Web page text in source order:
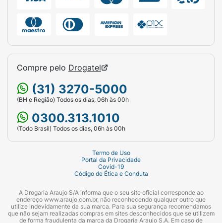
Compre pelo Drogatel
(31) 3270-5000
(BH e Região) Todos os dias, 06h às 00h
0300.313.1010
(Todo Brasil) Todos os dias, 06h às 00h
Termo de Uso
Portal da Privacidade
Covid-19
Código de Ética e Conduta
A Drogaria Araujo S/A informa que o seu site oficial corresponde ao
endereço www.araujo.com.br, não reconhecendo qualquer outro que
utilize indevidamente da sua marca. Para sua segurança recomendamos
que não sejam realizadas compras em sites desconhecidos que se utilizem
de forma fraudulenta da marca da Drogaria Araujo S.A. Em caso de